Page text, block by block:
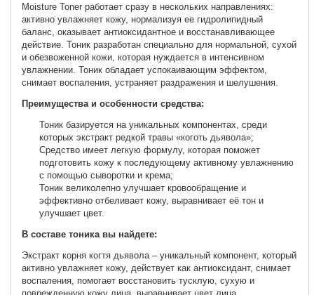
Moisture Toner работает сразу в нескольких направлениях:
активно увлажняет кожу, нормализуя ее гидролипидный
баланс, оказывает антиоксидантное и восстанавливающее
действие. Тоник разработан специально для нормальной, сухой
и обезвоженной кожи, которая нуждается в интенсивном
увлажнении. Тоникобладает успокаивающим эффектом,
снимает воспаления, устраняет раздражения и шелушения.
Преимущества и особенности средства:
Тоник базируется на уникальных компонентах, среди
которых экстракт редкой травы «коготь дьявола»;
Средство имеет легкую формулу, которая поможет
подготовить кожу к последующему активному увлажнению
с помощью сыворотки и крема;
Тоник великолепно улучшает кровообращение и
эффективно отбеливает кожу, выравнивает её тон и
улучшает цвет.
В составе тоника вы найдете:
Экстракт корня когтя дьявола – уникальный компонент, который
активно увлажняет кожу, действует как антиоксидант, снимает
воспаления, помогает восстановить тусклую, сухую и